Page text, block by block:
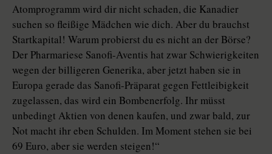
Atomprogramm wird dir nicht schaden, die Kanadier
suchen so fleißige Mädchen wie dich. Aber du brauchst
Startkapital! Warum probierst du es nicht an der Börse?
Der Pharmariese Sanofi-Aventis hat zwar Schwierigkeiten
wegen der billigeren Generika, aber jetzt haben sie in
Europa gerade das Sanofi-Präparat gegen Fettleibigkeit
zugelassen, das wird ein Bombenerfolg. Ihr müsst
unbedingt Aktien von denen kaufen, und zwar bald, zur
Not macht ihr eben Schulden. Im Moment stehen sie bei
69 Euro, aber sie werden steigen!“